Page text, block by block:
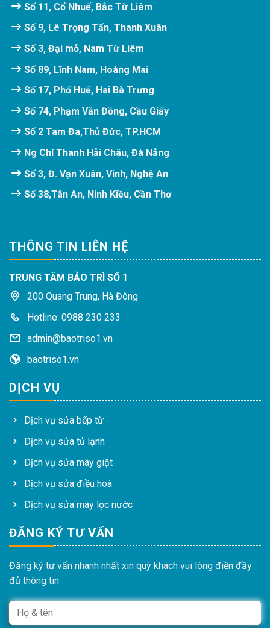
Số 11, Cổ Nhuế, Bắc Từ Liêm
Số 9, Lê Trọng Tấn, Thanh Xuân
Số 3, Đại mỗ, Nam Từ Liêm
Số 89, Lĩnh Nam, Hoàng Mai
Số 17, Phố Huế, Hai Bà Trưng
Số 74, Phạm Văn Đồng, Cầu Giấy
Số 2 Tam Đa,Thủ Đức, TP.HCM
Ng Chí Thanh Hải Châu, Đà Nẵng
Số 3, Đ. Vạn Xuân, Vinh, Nghệ An
Số 38,Tân An, Ninh Kiều, Cần Thơ
THÔNG TIN LIÊN HỆ
TRUNG TÂM BẢO TRÌ SỐ 1
200 Quang Trung, Hà Đông
Hotline: 0988 230 233
admin@baotriso1.vn
baotriso1.vn
DỊCH VỤ
Dịch vụ sửa bếp từ
Dịch vụ sửa tủ lạnh
Dịch vụ sửa máy giặt
Dịch vụ sửa điều hoà
Dịch vụ sửa máy lọc nước
ĐĂNG KÝ TƯ VẤN
Đăng ký tư vấn nhanh nhất xin quý khách vui lòng điền đầy
đủ thông tin